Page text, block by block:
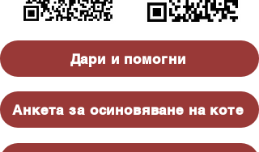
Дари и помогни
Анкета за осиновяване на коте